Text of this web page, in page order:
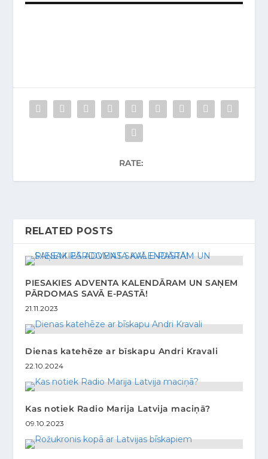
RATE:
RELATED POSTS
PIESAKIES ADVENTA KALENDĀRAM UN SAŅEM
PĀRDOMAS SAVĀ E-PASTĀ!
21.11.2023
Dienas katehēze ar bīskapu Andri Kravali
22.10.2024
Kas notiek Radio Marija Latvija maciņā?
09.10.2023